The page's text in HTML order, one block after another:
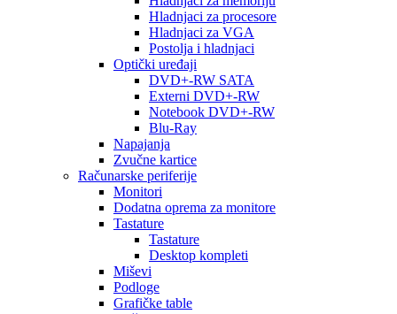
Hladnjaci za procesore
Hladnjaci za VGA
Postolja i hladnjaci
Optički uređaji
DVD+-RW SATA
Externi DVD+-RW
Notebook DVD+-RW
Blu-Ray
Napajanja
Zvučne kartice
Računarske periferije
Monitori
Dodatna oprema za monitore
Tastature
Tastature
Desktop kompleti
Miševi
Podloge
Grafičke table